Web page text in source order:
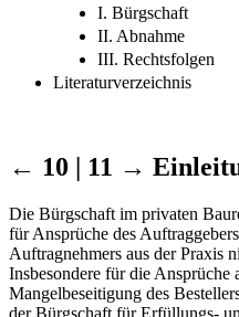
I. Bürgschaft
II. Abnahme
III. Rechtsfolgen
Literaturverzeichnis
← 10 | 11 →
Die Bürgschaft im privaten
für Ansprüche des
Auftragnehmers aus der Praxis
Insbesondere für die Ansprüche
Mangelbeseitigung des
der Bürgschaft für Erfüllungs-